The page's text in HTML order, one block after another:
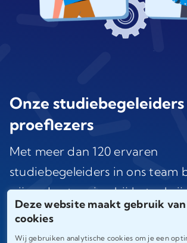
Deze website maakt gebruik van
cookies
Wij gebruiken analytische cookies om je een
Onze studiebegeleiders
proeflezers
Met meer dan 120 ervaren
studiebegeleiders in ons team
wij ondersteuning bij het
papers in meer dan 50
disciplines. Of je nu studeert in